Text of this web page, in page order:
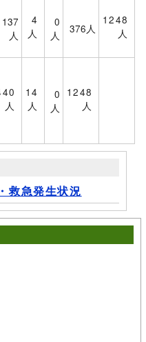
137
人
4
人
0
人
376人
1248
人
人
14
人
0
人
1248
人
急発生状況